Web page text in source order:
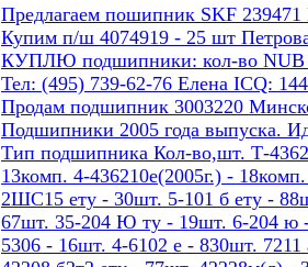
Предлагаем пошипник SKF 239471
Купим п/ш 4074919 - 25 шт
КУПЛЮ подшипники: кол-во NUB
Тел: (495) 739-62-76 Елена ICQ:
Продам подшипник 3003220
Подшипники 2005 года выпуска.
Тип подшипника Кол-во,шт. Т-
13комп. 4-436210е(2005г.) -
2ШС15 ету - 30шт. 5-101 б ету -
67шт. 35-204 Ю ту - 19шт. 6-204 ю
5306 - 16шт. 4-6102 е - 830шт.